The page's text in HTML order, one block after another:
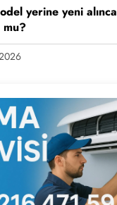
yerine yeni alınca